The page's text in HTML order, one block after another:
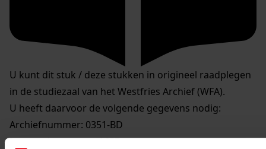
U kunt dit stuk / deze stukken in origineel raadplegen
in de studiezaal van het Westfries Archief (WFA).
U heeft daarvoor de volgende gegevens nodig:
Archiefnummer: 0351-BD
Inventarisnummer: 1657